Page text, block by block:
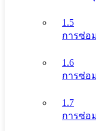
1.5
การซ่อ
1.6
การซ่อ
1.7
การซ่อ